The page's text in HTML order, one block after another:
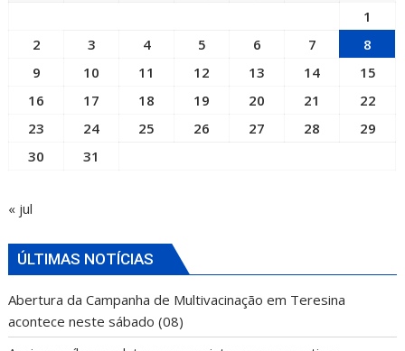
1
2
3 4 5 6 7
8
9
10 11 12 13 14
15
16
17 18 19 20 21
22
23
24 25 26 27 28
29
30
31
« jul
ÚLTIMAS NOTÍCIAS
Abertura da Campanha de Multivacinação em Teresina
acontece neste sábado (08)